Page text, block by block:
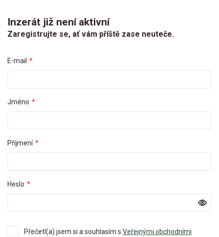
Inzerát již není aktivní
Zaregistrujte se, ať vám příště zase neuteče.
E-mail *
Jméno *
Příjmení *
Heslo *
Přečetl(a) jsem si a souhlasím s Veřejnými obchodními